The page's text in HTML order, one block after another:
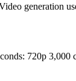
generation
720p